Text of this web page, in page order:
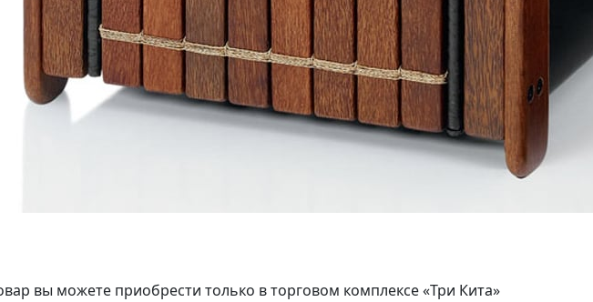
вы можете приобрести только в торговом комплексе «Три Кита»